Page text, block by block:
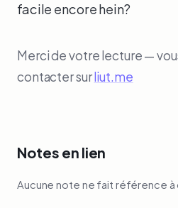
facile encore hein?
Merci de votre lecture —
contacter surliut.me
Notes en lien
Aucune note ne fait référence à